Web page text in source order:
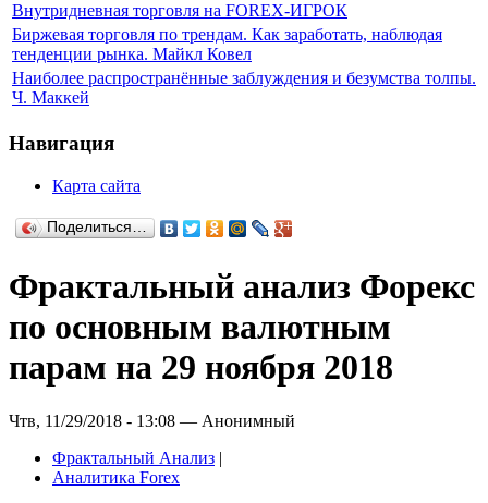
Внутридневная торговля на FOREX-ИГРОК
Биржевая торговля по трендам. Как заработать, наблюдая
тенденции рынка. Майкл Ковел
Наиболее распространённые заблуждения и безумства толпы.
Ч. Маккей
Навигация
Карта сайта
Поделиться…
Фрактальный анализ Форекс
по основным валютным
парам на 29 ноября 2018
Чтв, 11/29/2018 - 13:08 — Анонимный
Фрактальный Анализ |
Аналитика Forex